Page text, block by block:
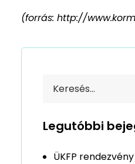
(forrás: http://
Legutóbbi
ÜKFP rendezvény